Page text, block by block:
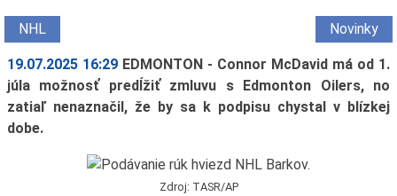
NHL Novinky
19.07.2025 16:29 EDMONTON - Connor McDavid má od 1.
júla možnosť predĺžiť zmluvu s Edmonton Oilers, no
zatiaľ nenaznačil, že by sa k podpisu chystal v blízkej
dobe.
Zdroj: TASR/AP